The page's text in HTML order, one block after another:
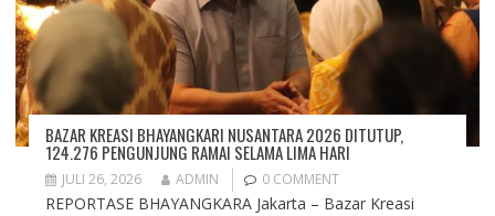
BAZAR KREASI BHAYANGKARI NUSANTARA 2026 DITUTUP,
124.276 PENGUNJUNG RAMAI SELAMA LIMA HARI
JULI 26, 2026 ADMIN 0 COMMENT
REPORTASE BHAYANGKARA Jakarta – Bazar Kreasi